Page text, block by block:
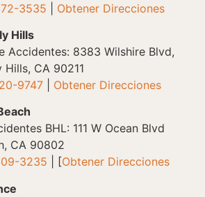
3535
Obtener Direcciones
Hills
Accidentes: 8383 Wilshire Blvd,
Hills, CA 90211
9747
Obtener Direcciones
BHL: 111 W Ocean Blvd
CA 90802
3235 | [Obtener Direcciones